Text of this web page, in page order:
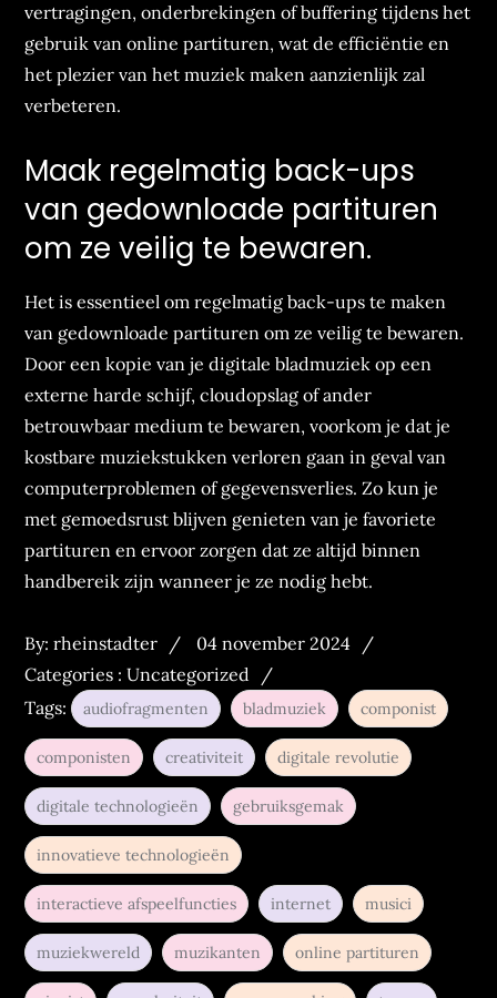
vertragingen, onderbrekingen of buffering tijdens het
gebruik van online partituren, wat de efficiëntie en
het plezier van het muziek maken aanzienlijk zal
verbeteren.
Maak regelmatig back-ups
van gedownloade partituren
om ze veilig te bewaren.
Het is essentieel om regelmatig back-ups te maken
van gedownloade partituren om ze veilig te bewaren.
Door een kopie van je digitale bladmuziek op een
externe harde schijf, cloudopslag of ander
betrouwbaar medium te bewaren, voorkom je dat je
kostbare muziekstukken verloren gaan in geval van
computerproblemen of gegevensverlies. Zo kun je
met gemoedsrust blijven genieten van je favoriete
partituren en ervoor zorgen dat ze altijd binnen
handbereik zijn wanneer je ze nodig hebt.
By:rheinstadter
Posted
on
04 november 2024
Categories :Uncategorized
Tags:
audiofragmenten bladmuziek componist
componisten creativiteit digitale revolutie
digitale technologieën gebruiksgemak
innovatieve technologieën
interactieve afspeelfuncties internet musici
muziekwereld muzikanten online partituren